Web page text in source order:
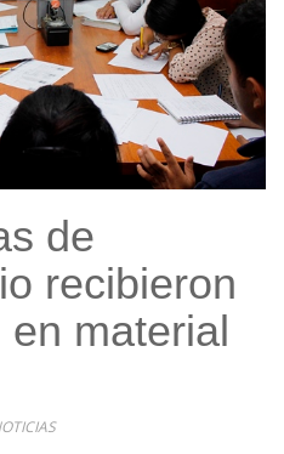
de
recibieron
material